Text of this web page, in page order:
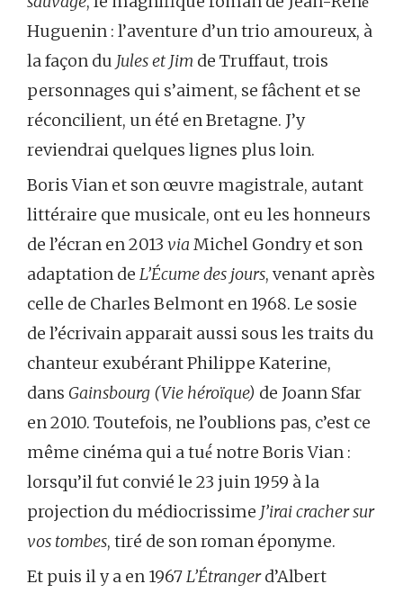
Huguenin : l’aventure d’un trio amoureux, à
la façon du Jules et Jim de Truffaut, trois
personnages qui s’aiment, se fâchent et se
réconcilient, un été en Bretagne. J’y
reviendrai quelques lignes plus loin.
Boris Vian et son œuvre magistrale, autant
littéraire que musicale, ont eu les honneurs
de l’écran en 2013 via Michel Gondry et son
adaptation de L’Écume des jours, venant après
celle de Charles Belmont en 1968. Le sosie
de l’écrivain apparait aussi sous les traits du
chanteur exubérant Philippe Katerine,
dans Gainsbourg (Vie héroïque) de Joann Sfar
en 2010. Toutefois, ne l’oublions pas, c’est ce
même cinéma qui a tué́ notre Boris Vian :
lorsqu’il fut convié le 23 juin 1959 à la
projection du médiocrissime J’irai cracher sur
vos tombes, tiré de son roman éponyme.
Et puis il y a en 1967L’Étrangerd’Albert